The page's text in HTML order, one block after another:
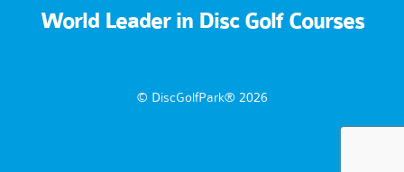
World Leader in Disc Golf Courses
© DiscGolfPark® 2026